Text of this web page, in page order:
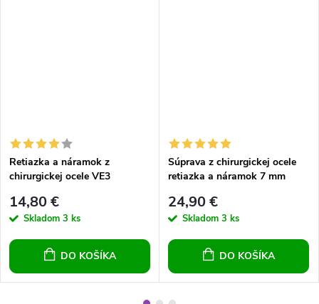
Retiazka a náramok z
chirurgickej ocele VE3
14,80 €
Skladom 3 ks
DO KOŠÍKA
Súprava z chirurgickej ocele
retiazka a náramok 7 mm
24,90 €
Skladom 3 ks
DO KOŠÍKA